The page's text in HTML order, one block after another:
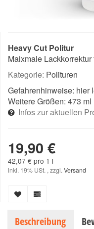
Heavy Cut Politur
Maixmale
Kategorie: Polituren
Gefahrenhinweise: hier
Weitere Größen: 473 ml
Infos zur aktuellen
19,90 €
42,07 € pro 1 l
inkl. 19% USt. , zzgl. Versand
Beschreibung